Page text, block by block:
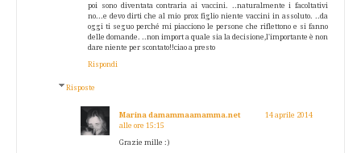
poi sono diventata contraria ai vaccini. ..naturalmente i facoltativi
no...e devo dirti che al mio prox figlio niente vaccini in assoluto. ..da
oggi ti seguo perché mi piacciono le persone che riflettono e si fanno
delle domande. ..non import a quale sia la decisione,l'importante è non
dare niente per scontato!!ciao a presto
Rispondi
Risposte
Marina damammaamamma.net
14 aprile 2014
alle ore 15:15
Grazie mille :)